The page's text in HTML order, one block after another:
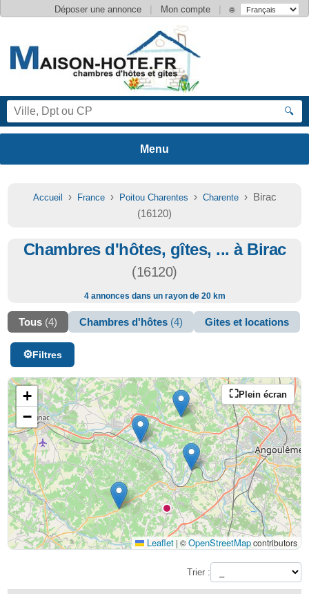
Déposer une annonce | Mon compte | 🌐
🔍
Accueil › France› Poitou Charentes › Charente› Birac
(16120)
Chambres d'hôtes, gîtes, ... à Birac
(16120)
4 annonces dans un rayon de 20 km
Tous (4) Chambres d'hôtes (4) Gites et locations
Filtres
Plein écran
+
−
Leaflet | ©OpenStreetMapcontributors
Trier :